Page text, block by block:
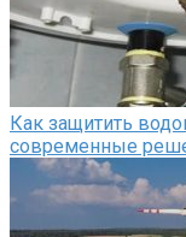
Как защитить
современные